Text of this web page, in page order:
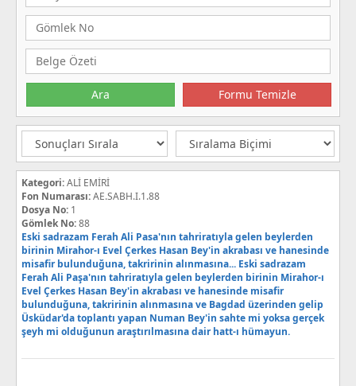
Kategori:ALİ EMİRİ
Fon Numarası:AE.SABH.I.1.88
Dosya No: 1
Gömlek No:88
Eski sadrazam Ferah Ali Pasa'nın tahriratıyla gelen beylerden
birinin Mirahor-ı Evel Çerkes Hasan Bey'in akrabası ve hanesinde
misafir bulunduğuna, takririnin alınmasına... Eski sadrazam
Ferah Ali Paşa'nın tahriratıyla gelen beylerden birinin Mirahor-ı
Evel Çerkes Hasan Bey'in akrabası ve hanesinde misafir
bulunduğuna, takririnin alınmasına ve Bagdad üzerinden gelip
Üsküdar'da toplantı yapan Numan Bey'in sahte mi yoksa gerçek
şeyh mi olduğunun araştırılmasına dair hatt-ı hümayun.